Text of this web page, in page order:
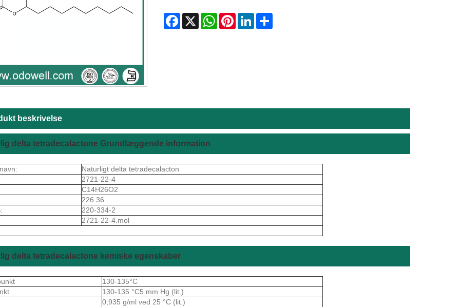
Facebook
X WhatsAppPinterestLinkedInShare
beskrivelse
delta tetradecalactone Grundlæggende information
Naturligt delta tetradecalacton
2721-22-4
C14H26O2
226.36
220-334-2
2721-22-4.mol
delta tetradecalactone kemiske egenskaber
130-135°C
130-135 °C5 mm Hg (lit.)
0,935 g/ml ved 25 °C (lit.)